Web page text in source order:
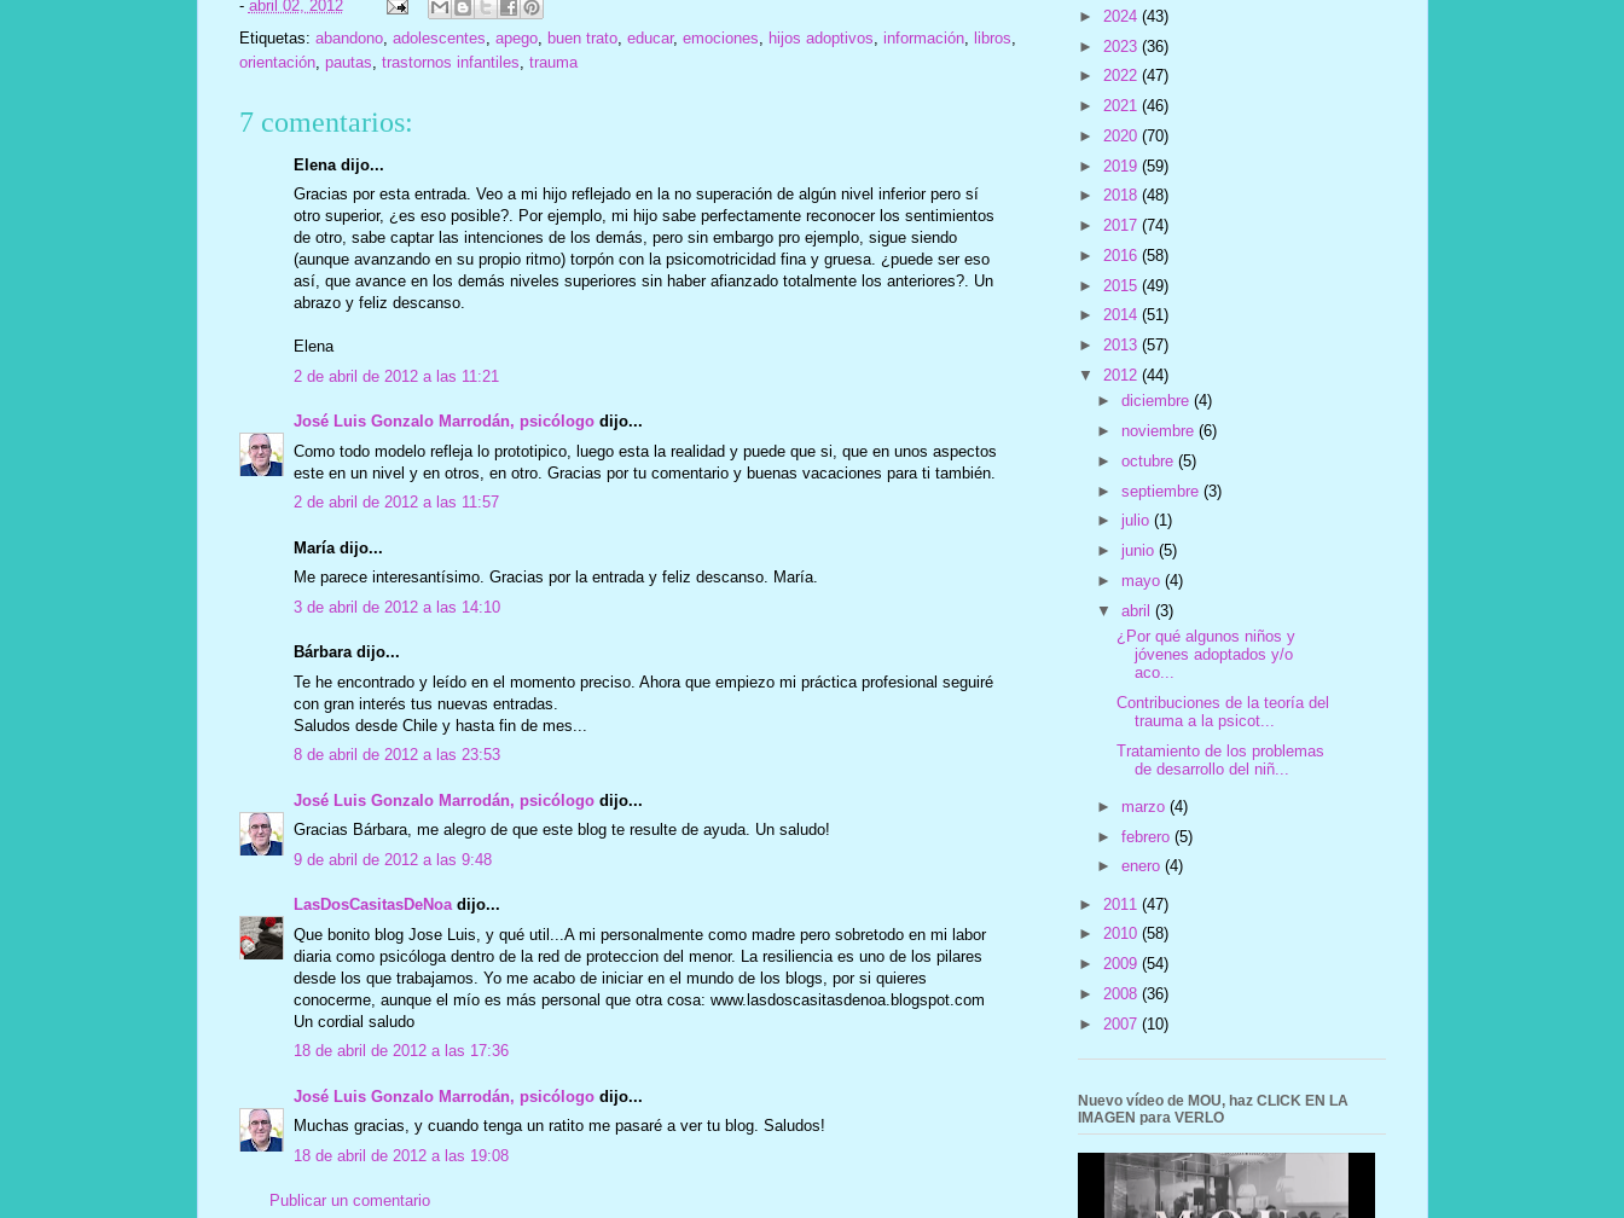
- abril 02, 2012
Etiquetas: abandono, adolescentes apego, buen trato, educar, emociones hijos adoptivos información, libros
orientación, pautas trastornos infantiles trauma
7 comentarios:
Elena dijo...
Gracias por esta entrada. Veo a mi hijo reflejado en la no superación de algún nivel inferior pero sí
otro superior, ¿es eso posible?. Por ejemplo, mi hijo sabe perfectamente reconocer los sentimientos
de otro, sabe captar las intenciones de los demás, pero sin embargo pro ejemplo, sigue siendo
(aunque avanzando en su propio ritmo) torpón con la psicomotricidad fina y gruesa. ¿puede ser eso
así, que avance en los demás niveles superiores sin haber afianzado totalmente los anteriores?. Un
abrazo y feliz descanso.
Elena
2 de abril de 2012 a las 11:21
José Luis Gonzalo Marrodán, psicólogodijo...
Como todo modelo refleja lo prototipico, luego esta la realidad y puede que si, que en unos aspectos
este en un nivel y en otros, en otro. Gracias por tu comentario y buenas vacaciones para ti también.
2 de abril de 2012 a las 11:57
María dijo...
Me parece interesantísimo. Gracias por la entrada y feliz descanso. María.
3 de abril de 2012 a las 14:10
Bárbara dijo...
Te he encontrado y leído en el momento preciso. Ahora que empiezo mi práctica profesional seguiré
con gran interés tus nuevas entradas.
Saludos desde Chile y hasta fin de mes...
8 de abril de 2012 a las 23:53
José Luis Gonzalo Marrodán, psicólogodijo...
Gracias Bárbara, me alegro de que este blog te resulte de ayuda. Un saludo!
9 de abril de 2012 a las 9:48
LasDosCasitasDeNoadijo...
Que bonito blog Jose Luis, y qué util...A mi personalmente como madre pero sobretodo en mi labor
diaria como psicóloga dentro de la red de proteccion del menor. La resiliencia es uno de los pilares
desde los que trabajamos. Yo me acabo de iniciar en el mundo de los blogs, por si quieres
conocerme, aunque el mío es más personal que otra cosa: www.lasdoscasitasdenoa.blogspot.com
Un cordial saludo
18 de abril de 2012 a las 17:36
José Luis Gonzalo Marrodán, psicólogodijo...
Muchas gracias, y cuando tenga un ratito me pasaré a ver tu blog. Saludos!
18 de abril de 2012 a las 19:08
Publicar un comentario
► 2024 (43)
► 2023 (36)
► 2022 (47)
► 2021 (46)
► 2020 (70)
► 2019 (59)
► 2018 (48)
► 2017 (74)
► 2016 (58)
► 2015 (49)
► 2014 (51)
► 2013 (57)
▼ 2012 (44)
►diciembre(4)
► noviembre(6)
►octubre(5)
►septiembre(3)
►julio(1)
►junio(5)
► mayo(4)
▼abril(3)
¿Por qué algunos niños y
jóvenes adoptados y/o
aco...
Contribuciones de la teoría del
trauma a la psicot...
Tratamiento de los problemas
de desarrollo del niñ...
► marzo(4)
►febrero(5)
►enero(4)
► 2011 (47)
► 2010 (58)
► 2009 (54)
► 2008 (36)
► 2007 (10)
Nuevo vídeo de MOU, haz CLICK EN LA
IMAGEN para VERLO